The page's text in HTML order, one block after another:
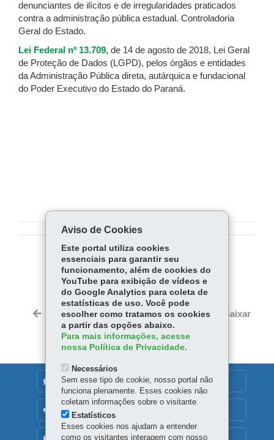
denunciantes de ilícitos e de irregularidades praticados
contra a administração pública estadual. Controladoria
Geral do Estado.
Lei Federal nº 13.709, de 14 de agosto de 2018, Lei Geral
de Proteção de Dados (LGPD), pelos órgãos e entidades
da Administração Pública direta, autárquica e fundacional
do Poder Executivo do Estado do Paraná.
COMPARTILHE:
Fa
ce
bo
ok
Tw
itt
er
W
ha
ts
p
Voltar Início Imprimir Baixar
DENUNCIE CORRUPÇÃO
OUVIDORIA
TRANSPARÊNCIA INSTITUCIONAL
Aviso de Cookies
Este portal utiliza cookies
essenciais para garantir seu
funcionamento, além de cookies do
YouTube para exibição de vídeos e
do Google Analytics para coleta de
estatísticas de uso. Você pode
escolher como tratamos os cookies
a partir das opções abaixo.
Para mais informações, acesse
nossa Política de Privacidade.
Necessários
Sem esse tipo de cookie, nosso portal não
funciona plenamente. Esses cookies não
coletam informações sobre o visitante.
Estatísticos
Esses cookies nos ajudam a entender
como os visitantes interagem com nosso